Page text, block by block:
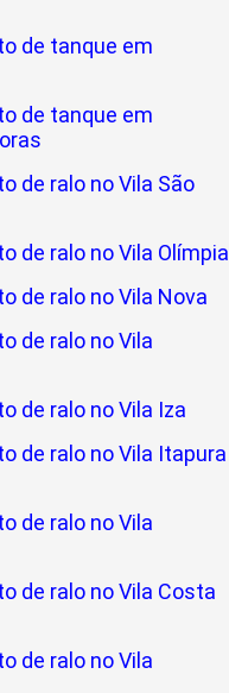
de tanque em
de tanque em
de ralo no Vila São
de ralo no Vila Olímpia
de ralo no Vila Nova
de ralo no Vila
de ralo no Vila Iza
de ralo no Vila Itapura
de ralo no Vila
de ralo no Vila Costa
de ralo no Vila